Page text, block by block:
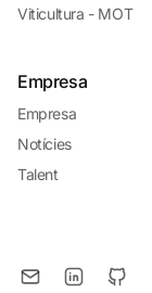
Viticultura - MOT
Empresa
Empresa
Notícies
Talent